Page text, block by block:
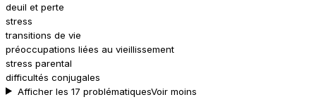
deuil et perte
stress
transitions de vie
préoccupations liées au vieillissement
stress parental
difficultés conjugales
Afficher les 17 problématiquesVoir moins